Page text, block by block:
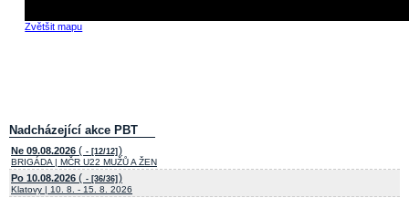
Zvětšit mapu
Nadcházející akce PBT
Ne 09.08.2026 ( - [12/12] )
BRIGÁDA | MČR U22 MUŽŮ A ŽEN
Po 10.08.2026 ( - [36/36] )
Klatovy | 10. 8. - 15. 8. 2026